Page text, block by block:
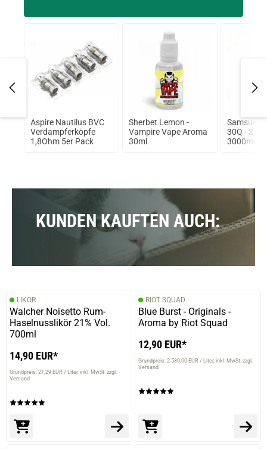
Aspire Nautilus BVC
Verdampferköpfe
1,8Ohm 5er Pack
Sherbet Lemon -
Vampire Vape Aroma
30ml
Samsung
30Q - 3,6V
3000mAh
KUNDEN KAUFTEN AUCH:
LIKÖR
Walcher Noisetto Rum-
Haselnusslikör 21% Vol.
700ml
14,90 EUR*
Grundpreis: 21,29 EUR / Liter inkl. MwSt. zzgl.
Versand
RIOT SQUAD
Blue Burst - Originals -
Aroma by Riot Squad
12,90 EUR*
Grundpreis: 2.580,00 EUR / Liter inkl. MwSt. zzgl.
Versand